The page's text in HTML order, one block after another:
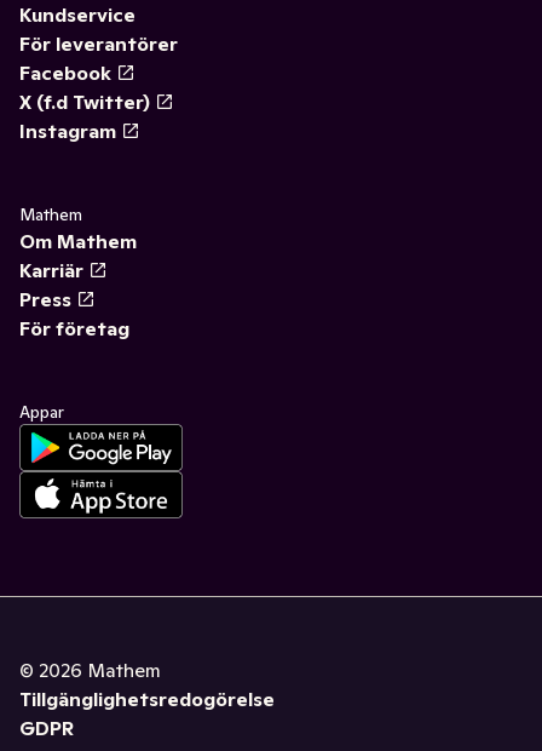
Kundservice
För leverantörer
Facebook
X (f.d Twitter)
Instagram
Mathem
Om Mathem
Karriär
Press
För företag
Appar
© 2026 Mathem
Tillgänglighetsredogörelse
GDPR